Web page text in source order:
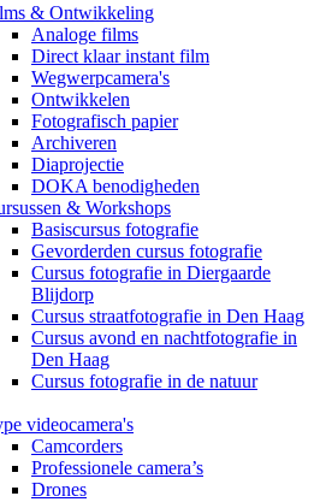
& Ontwikkeling
Analoge films
Direct klaar instant film
Wegwerpcamera's
Ontwikkelen
Fotografisch papier
Archiveren
Diaprojectie
DOKA benodigheden
& Workshops
Basiscursus fotografie
Gevorderden cursus fotografie
Cursus fotografie in Diergaarde
Blijdorp
Cursus straatfotografie in Den Haag
Cursus avond en nachtfotografie in
Den Haag
Cursus fotografie in de natuur
videocamera's
Camcorders
Professionele camera’s
Drones